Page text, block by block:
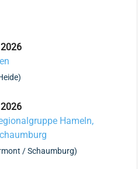
Hameln,
/ Schaumburg)